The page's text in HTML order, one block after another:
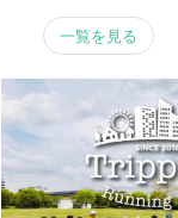
一覧を見る